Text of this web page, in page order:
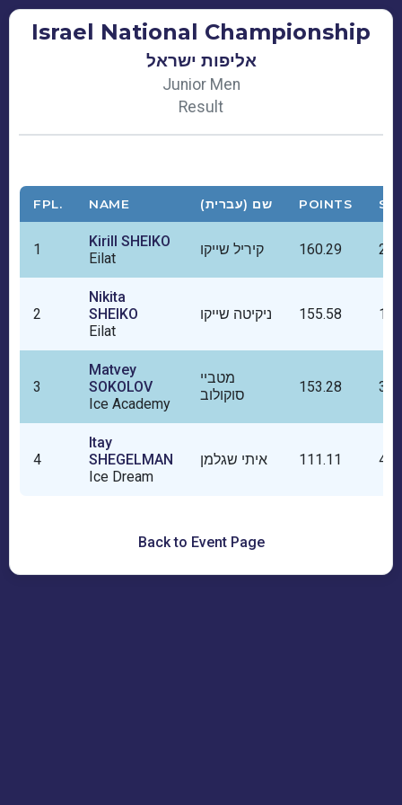
Israel National Championship
אליפות ישראל
Junior Men
Result
FPL. NAME שם (עברית) POINTS SP
1
Kirill SHEIKO
Eilat
קיריל שייקו 160.29 2
2
Nikita
SHEIKO
Eilat
ניקיטה שייקו 155.58 1
3
Matvey
SOKOLOV
Ice Academy
מטביי
סוקולוב
153.28 3
4
Itay
SHEGELMAN
Ice Dream
איתי שגלמן 111.11 4
Back to Event Page